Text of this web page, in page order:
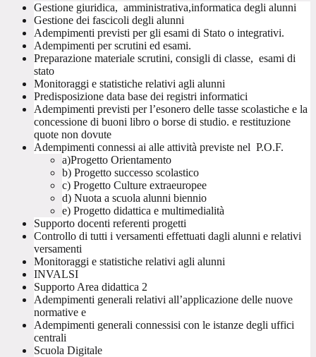
Gestione giuridica, amministrativa,informatica degli alunni
Gestione dei fascicoli degli alunni
Adempimenti previsti per gli esami di Stato o integrativi.
Adempimenti per scrutini ed esami.
Preparazione materiale scrutini, consigli di classe, esami di
stato
Monitoraggi e statistiche relativi agli alunni
Predisposizione data base dei registri informatici
Adempimenti previsti per l’esonero delle tasse scolastiche e la
concessione di buoni libro o borse di studio. e restituzione
quote non dovute
Adempimenti connessi ai alle attività previste nel P.O.F.
a)Progetto Orientamento
b) Progetto successo scolastico
c) Progetto Culture extraeuropee
d) Nuota a scuola alunni biennio
e) Progetto didattica e multimedialità
Supporto docenti referenti progetti
Controllo di tutti i versamenti effettuati dagli alunni e relativi
versamenti
Monitoraggi e statistiche relativi agli alunni
INVALSI
Supporto Area didattica 2
Adempimenti generali relativi all’applicazione delle nuove
normative e
Adempimenti generali connessisi con le istanze degli uffici
centrali
Scuola Digitale